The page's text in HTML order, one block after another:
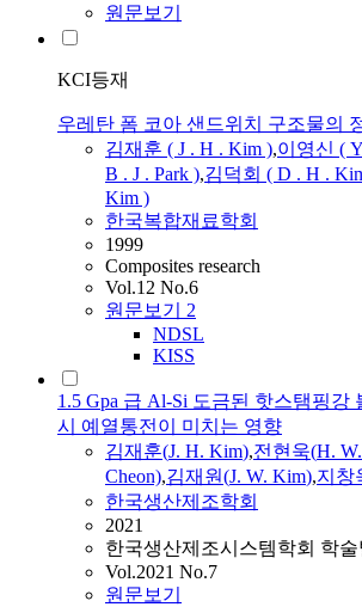
원문보기
KCI등재
우레탄 폼 코아 샌드위치 구조물의
김재훈 ( J . H . Kim ),이영신 (
B . J . Park ),김덕회 ( D . H .
Kim )
한국복합재료학회
1999
Composites research
Vol.12 No.6
원문보기 2
NDSL
KISS
1.5 Gpa 급 Al-Si 도금된 핫스탬핑강
시 예열통전이 미치는 영향
김재훈(J. H. Kim),전현욱(H.
Cheon),김재원(J. W. Kim),지창
한국생산제조학회
2021
한국생산제조시스템학회 학
Vol.2021 No.7
원문보기